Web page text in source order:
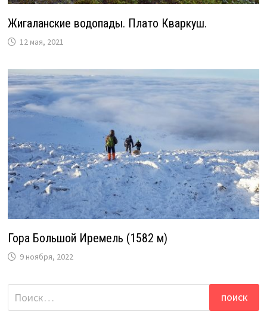
Жигаланские водопады. Плато Кваркуш.
12 мая, 2021
Гора Большой Иремель (1582 м)
9 ноября, 2022
Найти: